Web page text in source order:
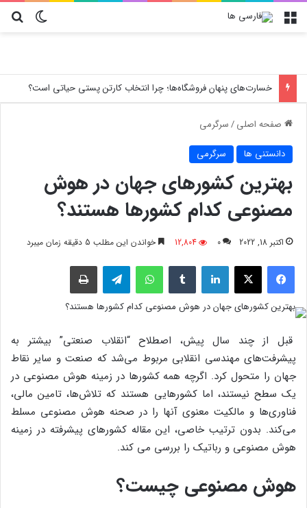
تغییر منو
ارورهای کولر گازی تراست
صفحه اصلی/سرگرمی
دانستنی ها سرگرمی
بهترین کشورهای جهان در هوش
مصنوعی کدام کشورها هستند؟
اکتبر 18, 2022 0
12,804 خواندن این مطلب 5 دقیقه زمان میبرد
فیسبوک لینکدین واتس آپ
قبل از چند سال پیش، اصطلاح “انقلاب صنعتی” بیشتر به
پیشرفت‌های مهندسی انقلابی مربوط می‌شد که صنعت و سایر نقاط
جهان را متحول کرد. اگرچه همه کشورها در زمینه هوش مصنوعی در
یک سطح نیستند، اما کشورهایی هستند که تلاش‌ها، تامین مالی،
فناوری‌ها و مالکیت معنوی آنها را در صحنه هوش مصنوعی مسلط
می‌کند. بدون ترتیب خاصی، این مقاله کشورهای پیشرفته در زمینه
هوش مصنوعی و رباتیک را بررسی می کند.
هوش مصنوعی چیست؟